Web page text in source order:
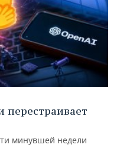
минувшей недели